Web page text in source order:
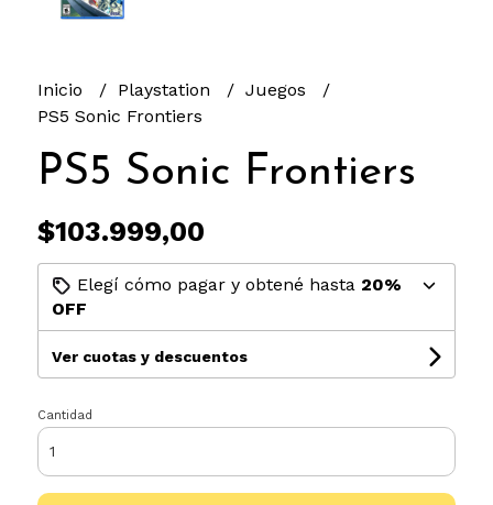
Inicio Playstation
Juegos
PS5 Sonic Frontiers
PS5 Sonic Frontiers
$103.999,00
Elegí cómo pagar y obtené hasta 20%
OFF
Ver cuotas y descuentos
Cantidad